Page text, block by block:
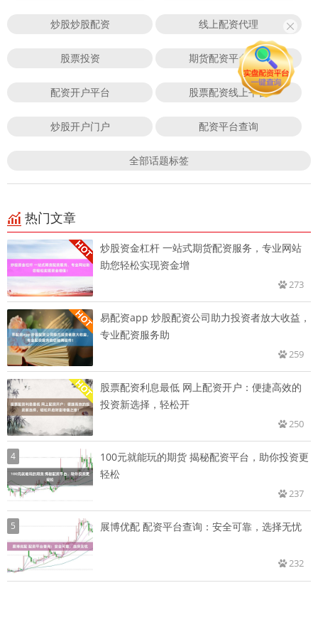
炒股炒股配资 线上配资代理
股票投资 期货配资平台门户
配资开户平台 股票配资线上平台
炒股开户门户 配资平台查询
全部话题标签
热门文章
炒股资金杠杆 一站式期货配资服务，专业网站
助您轻松实现资金增
273
易配资app 炒股配资公司助力投资者放大收益，
专业配资服务助
259
股票配资利息最低 网上配资开户：便捷高效的
投资新选择，轻松开
250
4
100元就能玩的期货 揭秘配资平台，助你投资更
轻松
237
5 展博优配 配资平台查询：安全可靠，选择无忧
232